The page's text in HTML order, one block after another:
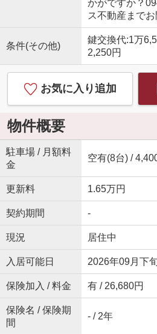
かがですか？
ス不動産までお
条件(その他)
鍵交換代:1万
2,250円
お気に入り追加
物件概要
駐車場 / 月額料
金
空有(8台) /
更新料 1.65万円
契約期間 -
現況 居住中
入居可能日 2026年09月下
保険加入 / 料金 有 / 26,680円
保険名 / 保険期
間
- / 2年